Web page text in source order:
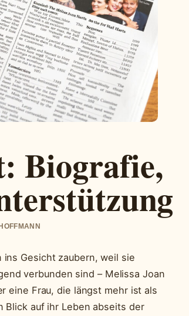
Biografie,
Gesicht zaubern, weil sie
verbunden sind – Melissa Joan
eine Frau, die längst mehr ist als
Blick auf ihr Leben abseits der